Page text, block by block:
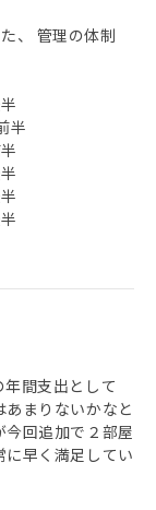
、 管理の体制
半
間支出として
まりないかなと
回追加で２部屋
早く満足してい